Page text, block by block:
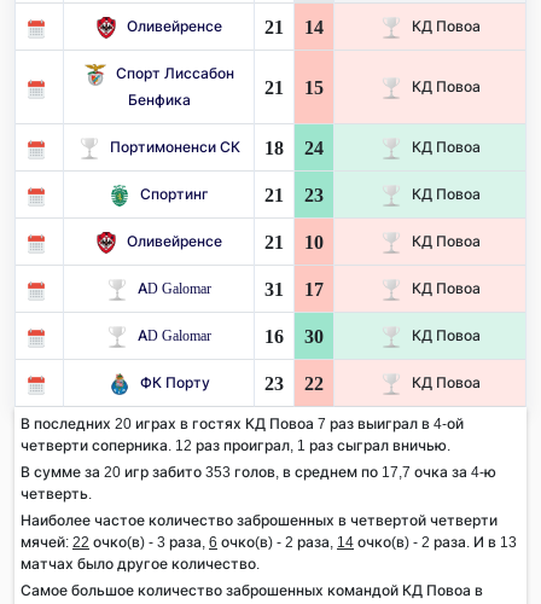
Оливейренсе 21 14 КД Повоа
Спорт Лиссабон
Бенфика
21 15 КД Повоа
Портимоненси СК 18 24 КД Повоа
Спортинг 21 23 КД Повоа
Оливейренсе 21 10 КД Повоа
AD Galomar 31 17 КД Повоа
AD Galomar 16 30 КД Повоа
ФК Порту 23 22 КД Повоа
В последних 20 играх в гостях КД Повоа 7 раз выиграл в 4-ой
четверти соперника. 12 раз проиграл, 1 раз сыграл вничью.
В сумме за 20 игр забито 353 голов, в среднем по 17,7 очка за 4-ю
четверть.
Наиболее частое количество заброшенных в четвертой четверти
мячей: 22 очко(в) - 3 раза, 6 очко(в) - 2 раза, 14 очко(в) - 2 раза. И в 13
матчах было другое количество.
Самое большое количество заброшенных командой КД Повоа в